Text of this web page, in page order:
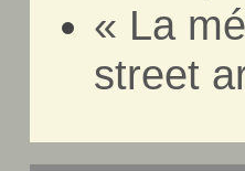
« La
street